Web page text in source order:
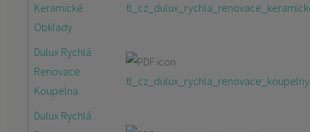
Keramické
Obklady
Dulux Rychlá
Renovace
Koupelna
Dulux Rychlá